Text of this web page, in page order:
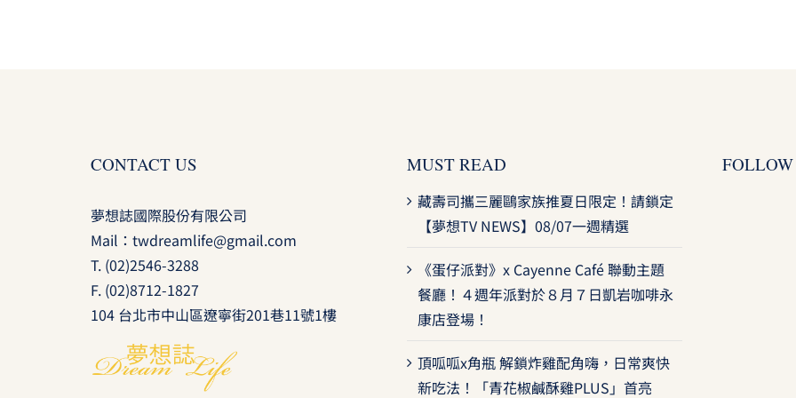
CONTACT US
夢想誌國際股份有限公司
Mail： twdreamlife@gmail.com
T. (02)2546-3288
F. (02)8712-1827
104 台北市中山區遼寧街201巷11號1樓
MUST READ
藏壽司攜三麗鷗家族推夏日限定！請鎖定
【夢想TV NEWS】08/07一週精選
《蛋仔派對》x Cayenne Café 聯動主題
餐廳！４週年派對於８月７日凱岩咖啡永
康店登場！
頂呱呱x角瓶 解鎖炸雞配角嗨，日常爽快
新吃法！「青花椒鹹酥雞PLUS」首亮